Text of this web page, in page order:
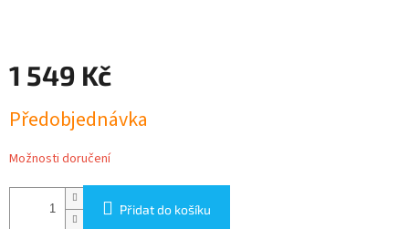
1 549 Kč
cena:
Předobjednávka
Možnosti doručení
Přidat do košíku